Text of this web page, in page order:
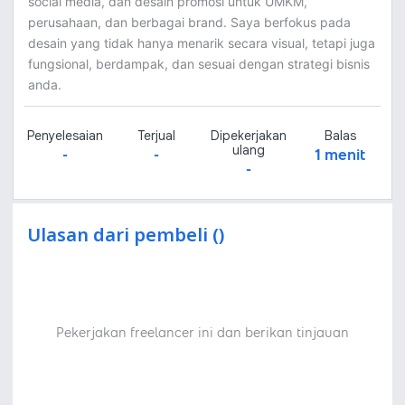
perusahaan, dan berbagai brand. Saya berfokus pada
desain yang tidak hanya menarik secara visual, tetapi juga
fungsional, berdampak, dan sesuai dengan strategi bisnis
anda.
Penyelesaian
-
Terjual
-
Dipekerjakan
ulang
-
Balas
1 menit
Ulasan dari pembeli ()
Pekerjakan freelancer ini dan berikan tinjauan